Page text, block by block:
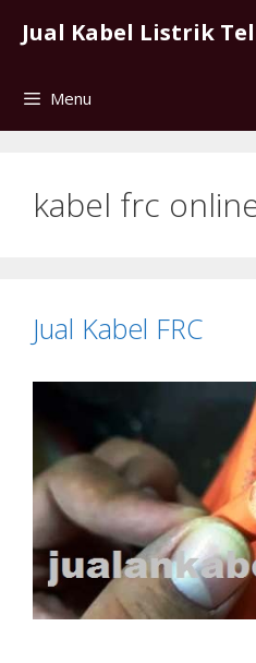
Jual Kabel Listrik
Menu
kabel frc
Jual Kabel FRC